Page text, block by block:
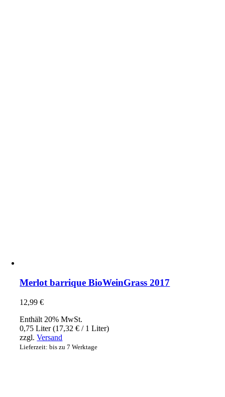
Merlot barrique BioWeinGrass 2017
12,99€
Enthält 20% MwSt.
0,75 Liter (17,32€ / 1 Liter)
zzgl.Versand
Lieferzeit: bis zu 7 Werktage